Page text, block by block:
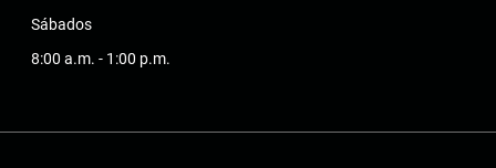
Sábados
8:00 a.m. - 1:00 p.m.